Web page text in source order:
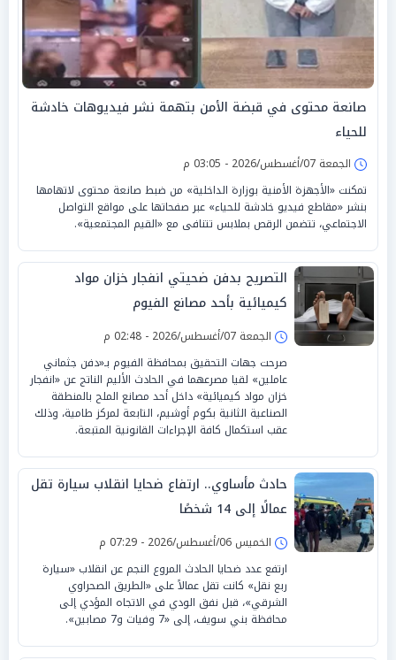
صانعة محتوى في قبضة الأمن بتهمة نشر فيديوهات خادشة
للحياء
الجمعة 07/أغسطس/2026 - 03:05 م
تمكنت «الأجهزة الأمنية بوزارة الداخلية» من ضبط صانعة محتوى لاتهامها
بنشر «مقاطع فيديو خادشة للحياء» عبر صفحاتها على مواقع التواصل
الاجتماعي، تتضمن الرقص بملابس تتنافى مع «القيم المجتمعية».
التصريح بدفن ضحيتي انفجار خزان مواد
كيميائية بأحد مصانع الفيوم
الجمعة 07/أغسطس/2026 - 02:48 م
صرحت جهات التحقيق بمحافظة الفيوم بـ«دفن جثماني
عاملين» لقيا مصرعهما في الحادث الأليم الناتج عن «انفجار
خزان مواد كيميائية» داخل أحد مصانع الملح بالمنطقة
الصناعية الثانية بكوم أوشيم، التابعة لمركز طامية، وذلك
عقب استكمال كافة الإجراءات القانونية المتبعة.
حادث مأساوي.. ارتفاع ضحايا انقلاب سيارة تقل
عمالًا إلى 14 شخصًا
الخميس 06/أغسطس/2026 - 07:29 م
ارتفع عدد ضحايا الحادث المروع النجم عن انقلاب «سيارة
ربع نقل» كانت تقل عمالاً على «الطريق الصحراوي
الشرقي»، قبل نفق الودي في الاتجاه المؤدي إلى
محافظة بني سويف، إلى «7 وفيات و7 مصابين».